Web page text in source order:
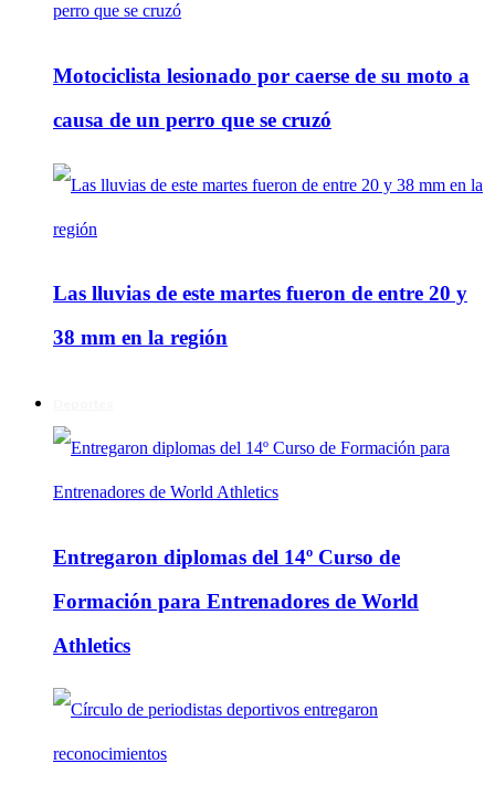
Motociclista lesionado por caerse de su moto a
causa de un perro que se cruzó
Las lluvias de este martes fueron de entre 20 y
38 mm en la región
Entregaron diplomas del 14º Curso de
Formación para Entrenadores de World
Athletics